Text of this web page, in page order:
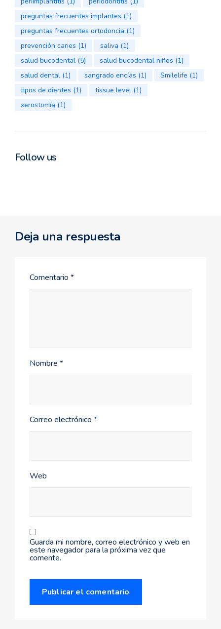
preguntas frecuentes implantes (1)
preguntas frecuentes ortodoncia (1)
prevención caries (1) saliva (1)
salud bucodental (5) salud bucodental niños (1)
salud dental (1) sangrado encías (1) Smilelife (1)
tipos de dientes (1) tissue level (1)
xerostomía (1)
Follow us
Deja una respuesta
Comentario *
Nombre *
Correo electrónico *
Web
Guarda mi nombre, correo electrónico y web en
este navegador para la próxima vez que
comente.